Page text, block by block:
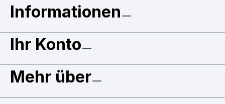
Informationen
Ihr Konto
Mehr über